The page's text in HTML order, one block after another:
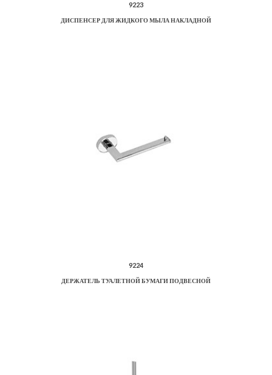
9223
ДИСПЕНСЕР ДЛЯ ЖИДКОГО МЫЛА НАКЛАДНОЙ
9224
ДЕРЖАТЕЛЬ ТУАЛЕТНОЙ БУМАГИ ПОДВЕСНОЙ